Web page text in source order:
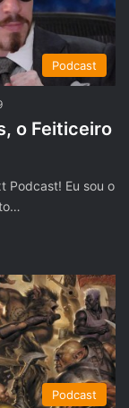
Podcast
o Feiticeiro
Podcast! Eu sou o
Podcast